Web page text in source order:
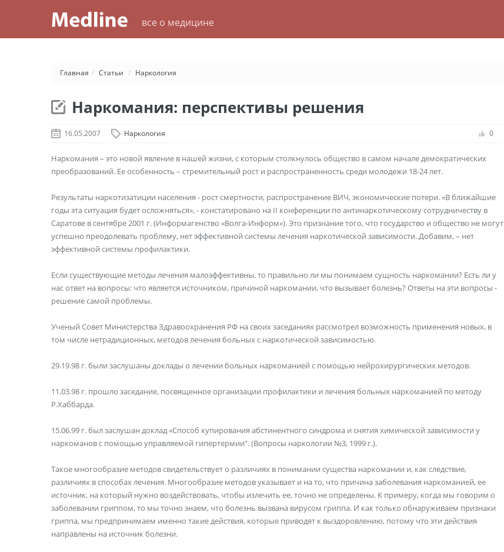
все о медицине
Главная / Статьи / Наркология
Наркомания: перспективы решения
16.05.2007 Наркология 0
Наркомания – это новой явление в нашей жизни, с которым столкнулось общество в самом начале демократических
преобразований. Ее особенность – стремительный рост и распространенность среди молодежи 18-24 лет.
Результаты наркотизатиции населения - рост смертности, распространение ВИЧ, экономические потери. «В ближайшие
годы эта ситуация будет осложняться», - констатировано на II конференции по антинаркотическому сотрудничеству в
Саратове в сентябре 2001 г. (Информагенство «Волга-Информ»). Это признание того, что государство и общество не могут
успешно преодолевать проблему, нет эффективной системы лечения наркотической зависимости. Добавим, – нет
эффективной системы профилактики.
Если существующие методы лечения малоэффективны, то правильно ли мы понимаем сущность наркомании? Есть ли у
нас ответ на вопросы: что является источником, причиной наркомании, что вызывает болезнь? Ответы на эти вопросы -
решение самой проблемы.
Ученый Совет Министерства Здравоохранения РФ на своих заседаниях рассмотрел возможность применения новых, в
том числе нетрадиционных, методов лечения больных с наркотической зависимостью.
29.19.98 г. были заслушаны доклады о лечении больных наркоманией с помощью нейрохирургических методов.
11.03.98 г. прошло заседание, посвященное организации профилактики и лечения больных наркоманией по методу
Р.Хаббарда.
15.06.99 г. был заслушан доклад «Способ купирования абстинентного синдрома и снятия химической зависимости у
наркоманов с помощью управляемой гипертермии". (Вопросы наркологии №3, 1999 г.).
Такое многообразие методов свидетельствует о различиях в понимании существа наркомании и, как следствие,
различиях в способах лечения. Многообразие методов указывает и на то, что причина заболевания наркоманией, ее
источник, на который нужно воздействовать, чтобы излечить ее, точно не определены. К примеру, когда мы говорим о
заболевании гриппом, то мы точно знаем, что болезнь вызвана вирусом гриппа. И как только обнаруживаем признаки
гриппа, мы предпринимаем именно такие действия, которые приводят к выздоровлению, потому что эти действия
направлены на источник болезни.